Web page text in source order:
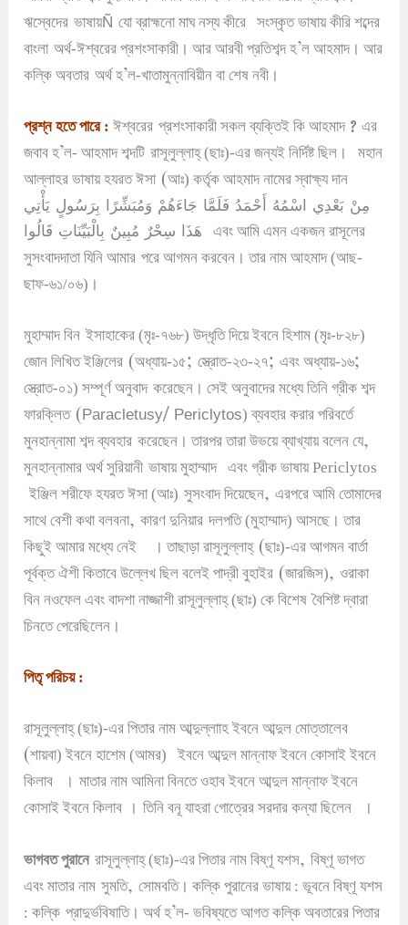
ঋস্বেদের ভাষায়Ñযো ব্রাহ্মনো মাঘ নস্য কীরে
সংস্কৃত ভাষায় কীরি শব্দের
বাংলা অর্থ-ঈশ্বরের প্রশংসাকারী ।আর আরবী প্রতিশব্দ হ’ল আহমাদ।আর
কল্কি অবতার অর্থ হ’ল-খাতামুন্নাবিয়ীন বা শেষ নবী ।
প্রশ্ন হতে পারে :ঈশ্বরের প্রশংসাকারী সকল ব্যক্তিই কি আহমাদ ?এর
জবাব হ’ল- আহমাদ শব্দটি রাসূলুল্লাহ্ (ছাঃ)-এর জন্যই নির্দিষ্ট ছিল ।
মহান
আল্লাহর ভাষায় হযরত ঈসা (আঃ) কর্তৃক আহমাদ নামের স্বাক্ষ্য দান
وَمُبَشِّرًا بِرَسُولٍ يَأْتِي مِنْ بَعْدِي اسْمُهُ أَحْمَدُ فَلَمَّا جَاءَهُمْ
بِالْبَيِّنَاتِ قَالُوا هَذَا سِحْرٌ مُبِينٌ
এবং আমি এমন একজন রাসূলের
সুসংবাদদাতা যিনি আমার পরে আগমন করবেন ।তার নাম আহমাদ (আছ-
ছাফ-৬১/০৬) ।
মুহাম্মাদ বিন ইসাহাকের (মৃঃ-৭৬৮) উদ্ধৃতি দিয়ে ইবনে হিশাম (মৃঃ-৮২৮)
জোন লিখিত ইঞ্জিলের (অধ্যায়-১৫;স্ত্রোত-২৩-২৭;এবং অধ্যায়-১৬;
স্ত্রোত-০১) সম্পূর্ণ অনুবাদ করেছেন ।সেই অনুবাদের মধ্যে তিনি গ্রীক শব্দ
ফারক্লিত(Paracletusy/ Periclytos) ব্যবহার করার পরিবর্তে
মুনহান্নামা শব্দ ব্যবহার করেছেন ।তারপর তারা উভয়ে ব্যাখ্যায় বলেন যে,
মুনহান্নামার অর্থ সুরিয়ানী ভাষায় মুহাম্মাদ
এবং গ্রীক ভাষায় Periclytos
ইঞ্জিল শরীফে হযরত ঈসা (আঃ) সুসংবাদ দিয়েছেন,এরপরে আমি তোমাদের
সাথে বেশী কথা বলবনা,কারণ দুনিয়ার দলপতি (মুহাম্মাদ) আসছে ।তার
কিছুই আমার মধ্যে নেই
।তাছাড়া রাসূলুল্লাহ্(ছাঃ)-এর আগমন বার্তা
পূর্বক্ত ঐশী কিতাবে উল্লেখ ছিল বলেই পাদ্রী বুহাইর (জারজিস),ওরাকা
বিন নওফেল এবং বাদশা নাজ্জাশী রাসূলুল্লাহ্ (ছাঃ) কে বিশেষ বৈশিষ্ট দ্বারা
চিনতে পেরেছিলেন ।
পিতৃ পরিচয় :
রাসূলুল্লাহ্ (ছাঃ)-এর পিতার নাম আব্দুল্লাাহ ইবনে আব্দুল মোত্তালেব
(শায়বা) ইবনে হাশেম (আমর)
ইবনে আব্দুল মান্নাফ ইবনে কোসাই ইবনে
কিলাব
। মাতার নাম আমিনা বিনতে ওহাব ইবনে আব্দুল মান্নাফ ইবনে
কোসাই ইবনে কিলাব
। তিনি বনূ যাহরা গোত্রের সরদার কন্যা ছিলেন ।
ভাগবত পুরানে রাসূলুল্লাহ্ (ছাঃ)-এর পিতার নাম বিষ্ণূ যশস,বিষ্ণূ ভাগত
এবং মাতার নাম সুমতি,সোমবতি।কল্কি পুরানের ভাষায় : ভূবনে বিষ্ণূ যশস
: কল্কি প্রাদুর্ভবিষাতি।অর্থ হ’ল- ভবিষ্যতে আগত কল্কি অবতারের পিতার